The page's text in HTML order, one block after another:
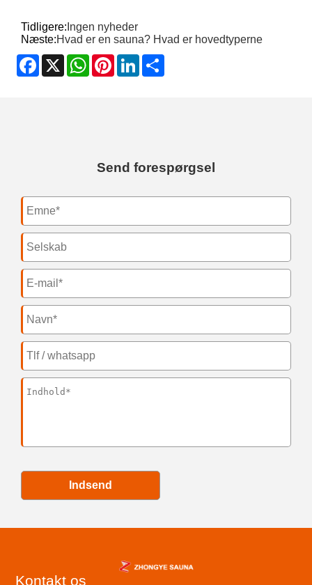
Tidligere: Ingen nyheder
Næste:Hvad er en sauna? Hvad er hovedtyperne
Facebook
X WhatsApp
PinterestLinkedIn
Send forespørgsel
Indsend
Kontakt os